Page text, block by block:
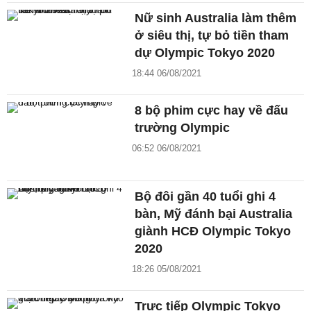
Nữ sinh Australia làm thêm
ở siêu thị, tự bỏ tiền tham
dự Olympic Tokyo 2020
18:44 06/08/2021
8 bộ phim cực hay về đấu
trường Olympic
06:52 06/08/2021
Bộ đôi gần 40 tuổi ghi 4
bàn, Mỹ đánh bại Australia
giành HCĐ Olympic Tokyo
2020
18:26 05/08/2021
Trực tiếp Olympic Tokyo